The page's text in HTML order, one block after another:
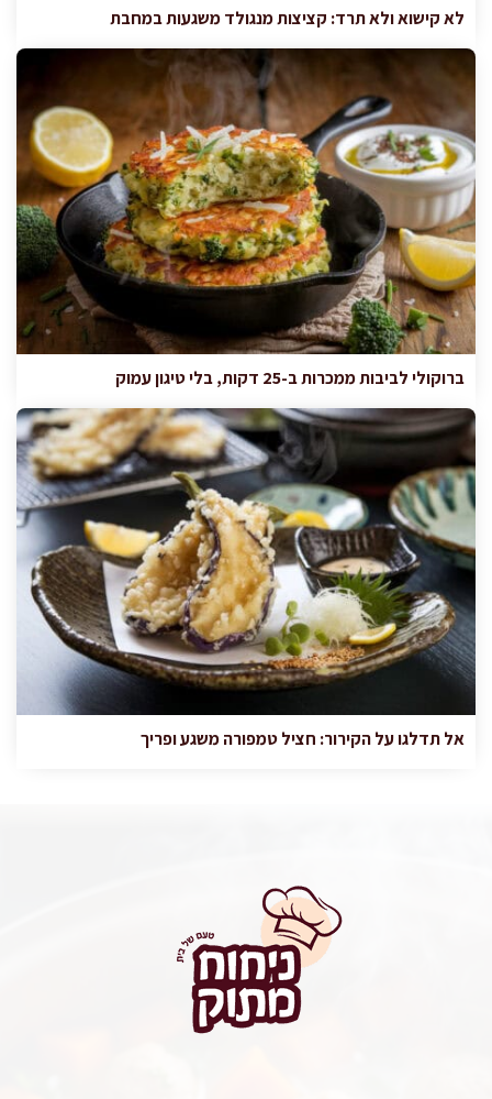
לא קישוא ולא תרד: קציצות מנגולד משגעות במחבת
ברוקולי לביבות ממכרות ב-25 דקות, בלי טיגון עמוק
אל תדלגו על הקירור: חציל טמפורה משגע ופריך